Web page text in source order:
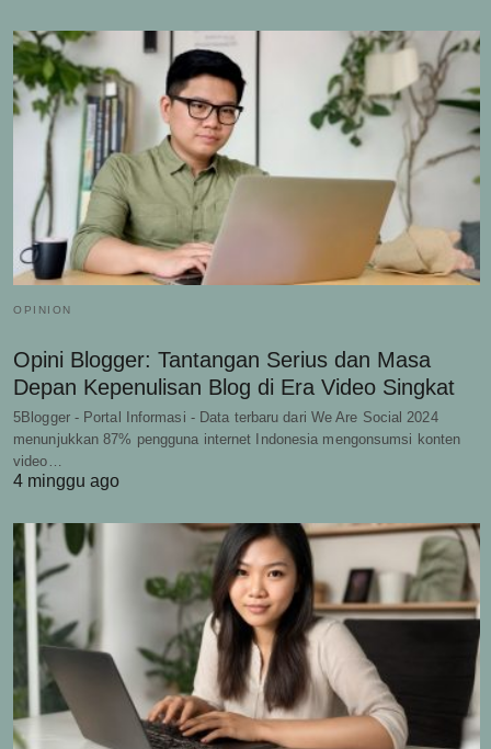
OPINION
Opini Blogger: Tantangan Serius dan Masa
Depan Kepenulisan Blog di Era Video Singkat
5Blogger - Portal Informasi - Data terbaru dari We Are Social 2024
menunjukkan 87% pengguna internet Indonesia mengonsumsi konten
video…
4 minggu ago